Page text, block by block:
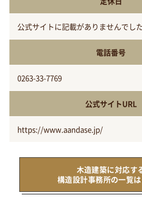
公式サイトに記載がありませんでした
電話番号
0263-33-7769
公式サイトURL
https://www.aandase.jp/
木造建築に対応す
構造設計事務所の一覧